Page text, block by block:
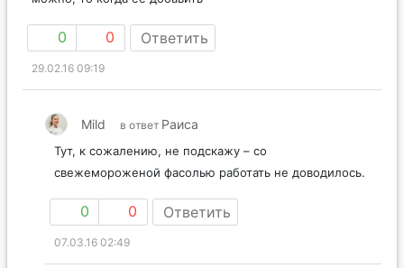
0 0 Ответить
29.02.16 09:19
Mild в ответ Раиса
Тут, к сожалению, не подскажу – со
свежемороженой фасолью работать не доводилось.
0 0 Ответить
07.03.16 02:49